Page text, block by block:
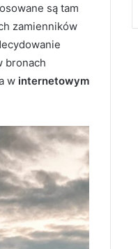
są tam
zamienników
bronach
w internetowym